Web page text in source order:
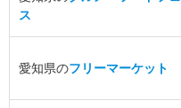
ス
愛知県のフリーマーケット